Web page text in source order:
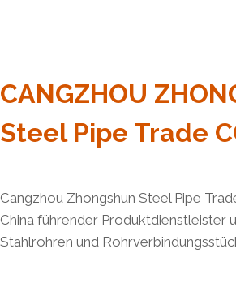
CANGZHOU
Steel Pipe Trade
Cangzhou Zhongshun Steel Pipe
China führender Produktdienstleister
Stahlrohren und